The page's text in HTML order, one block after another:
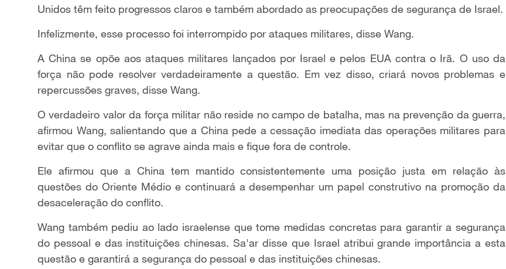
Unidos têm feito progressos claros e também abordado as preocupações de segurança de Israel.
Infelizmente, esse processo foi interrompido por ataques militares, disse Wang.
A China se opõe aos ataques militares lançados por Israel e pelos EUA contra o Irã. O uso da
força não pode resolver verdadeiramente a questão. Em vez disso, criará novos problemas e
repercussões graves, disse Wang.
O verdadeiro valor da força militar não reside no campo de batalha, mas na prevenção da guerra,
afirmou Wang, salientando que a China pede a cessação imediata das operações militares para
evitar que o conflito se agrave ainda mais e fique fora de controle.
Ele afirmou que a China tem mantido consistentemente uma posição justa em relação às
questões do Oriente Médio e continuará a desempenhar um papel construtivo na promoção da
desaceleração do conflito.
Wang também pediu ao lado israelense que tome medidas concretas para garantir a segurança
do pessoal e das instituições chinesas. Sa'ar disse que Israel atribui grande importância a esta
questão e garantirá a segurança do pessoal e das instituições chinesas.